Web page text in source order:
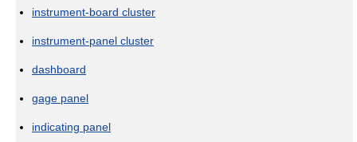
instrument-board cluster
instrument-panel cluster
dashboard
gage panel
indicating panel